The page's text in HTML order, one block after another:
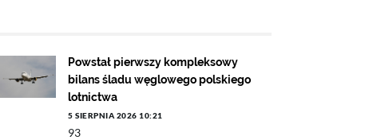
Powstał pierwszy kompleksowy
bilans śladu węglowego polskiego
lotnictwa
5 SIERPNIA 2026 10:21
93